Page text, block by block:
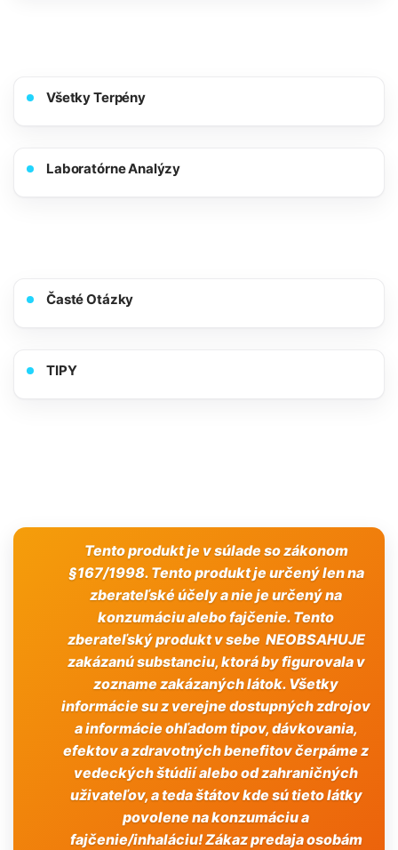
Všetky Terpény
Laboratórne Analýzy
Časté Otázky
TIPY
Tento produkt je v súlade so zákonom
§167/1998. Tento produkt je určený len na
zberateľské účely a nie je určený na
konzumáciu alebo fajčenie. Tento
zberateľský produkt v sebe NEOBSAHUJE
zakázanú substanciu, ktorá by figurovala v
zozname zakázaných látok. Všetky
informácie su z verejne dostupných zdrojov
a informácie ohľadom tipov, dávkovania,
efektov a zdravotných benefitov čerpáme z
vedeckých štúdií alebo od zahraničných
uživateľov, a teda štátov kde sú tieto látky
povolene na konzumáciu a
fajčenie/inhaláciu! Zákaz predaja osobám